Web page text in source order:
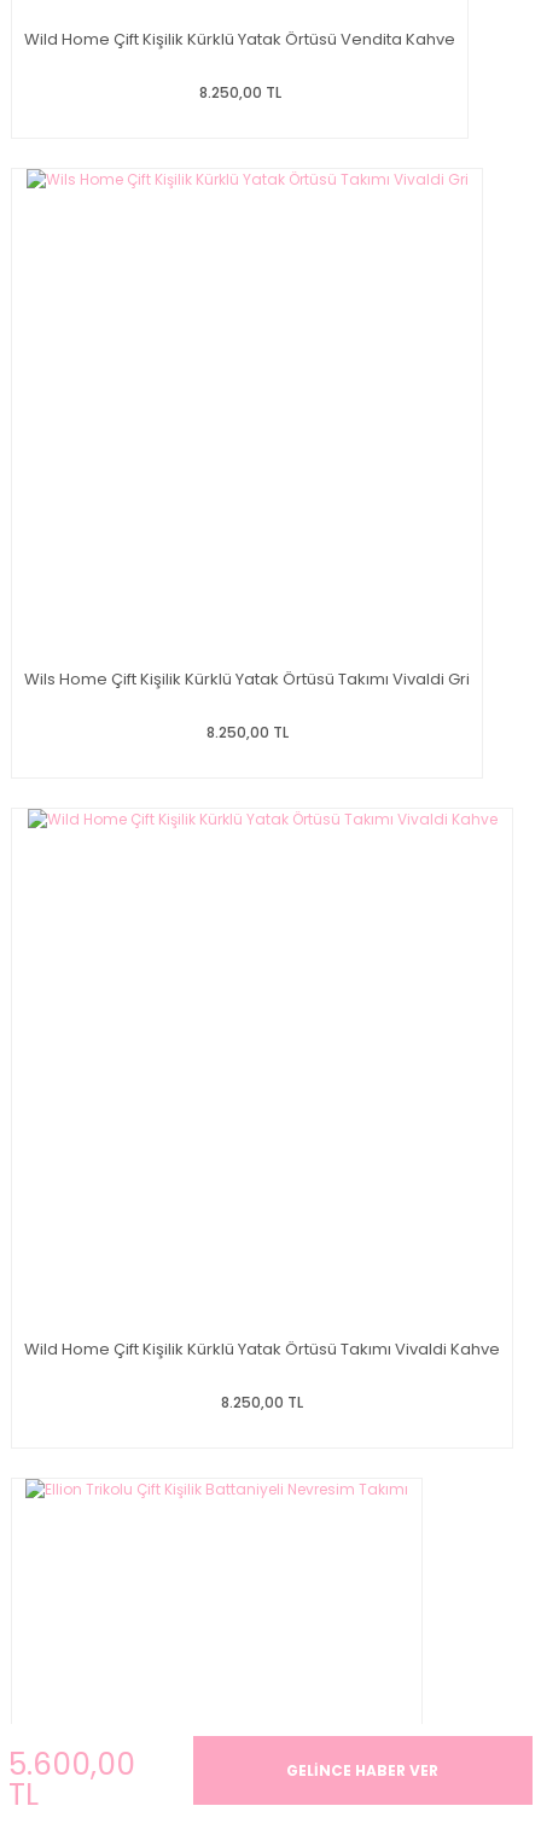
Wild Home Çift Kişilik Kürklü Yatak Örtüsü Vendita Kahve
8.250,00 TL
Wils Home Çift Kişilik Kürklü Yatak Örtüsü Takımı Vivaldi Gri
8.250,00 TL
Wild Home Çift Kişilik Kürklü Yatak Örtüsü Takımı Vivaldi Kahve
8.250,00 TL
5.600,00
TL
GELİNCE HABER VER